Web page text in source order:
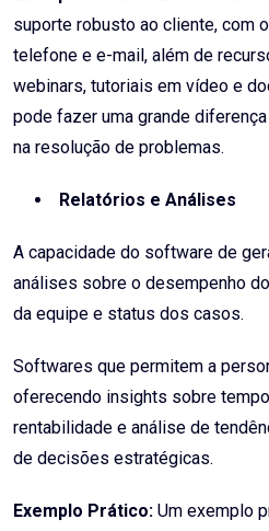
suporte robusto ao cliente, com
telefone e e-mail, além de
webinars, tutoriais em vídeo e
pode fazer uma grande
na resolução de problemas.
Relatórios e Análises
A capacidade do software de
análises sobre o desempenho
da equipe e status dos casos.
Softwares que permitem a
oferecendo insights sobre
rentabilidade e análise de
de decisões estratégicas.
Exemplo Prático: Um exemplo